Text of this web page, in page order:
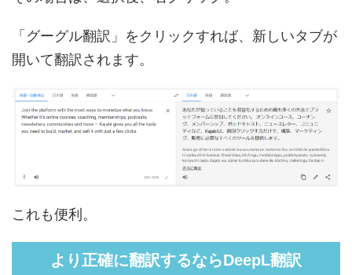
「グーグル翻訳」をクリックすれば、新しいタブが
開いて翻訳されます。
これも便利。
より正確に翻訳するならDeepL翻訳